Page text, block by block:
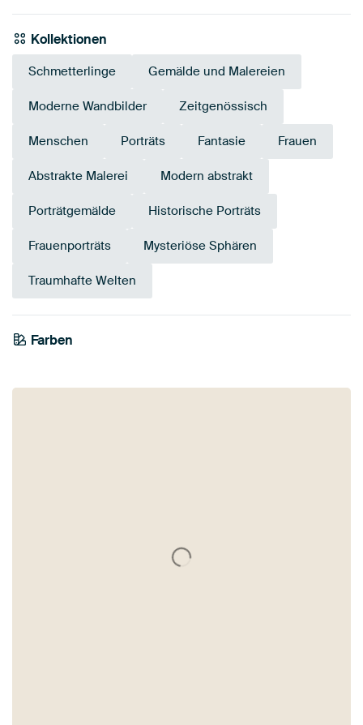
Kollektionen
Schmetterlinge Gemälde und Malereien
Moderne Wandbilder Zeitgenössisch
Menschen Porträts Fantasie Frauen
Abstrakte Malerei Modern abstrakt
Porträtgemälde Historische Porträts
Frauenporträts Mysteriöse Sphären
Traumhafte Welten
Farben
Braun
Gold
Anthrazit